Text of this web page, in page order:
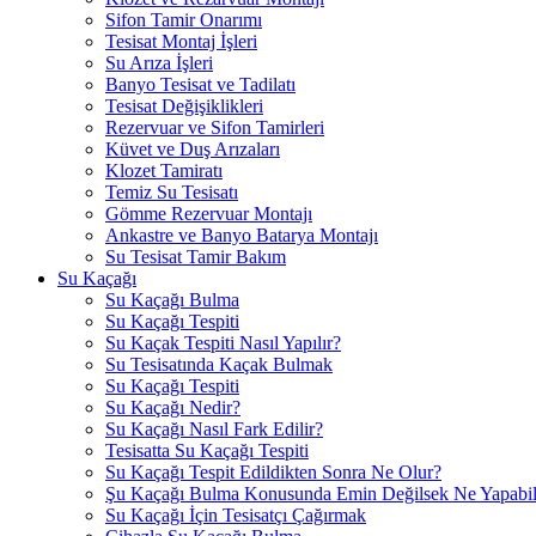
Sifon Tamir Onarımı
Tesisat Montaj İşleri
Su Arıza İşleri
Banyo Tesisat ve Tadilatı
Tesisat Değişiklikleri
Rezervuar ve Sifon Tamirleri
Küvet ve Duş Arızaları
Klozet Tamiratı
Temiz Su Tesisatı
Gömme Rezervuar Montajı
Ankastre ve Banyo Batarya Montajı
Su Tesisat Tamir Bakım
Su Kaçağı
Su Kaçağı Bulma
Su Kaçağı Tespiti
Su Kaçak Tespiti Nasıl Yapılır?
Su Tesisatında Kaçak Bulmak
Su Kaçağı Tespiti
Su Kaçağı Nedir?
Su Kaçağı Nasıl Fark Edilir?
Tesisatta Su Kaçağı Tespiti
Su Kaçağı Tespit Edildikten Sonra Ne Olur?
Şu Kaçağı Bulma Konusunda Emin Değilsek Ne
Su Kaçağı İçin Tesisatçı Çağırmak